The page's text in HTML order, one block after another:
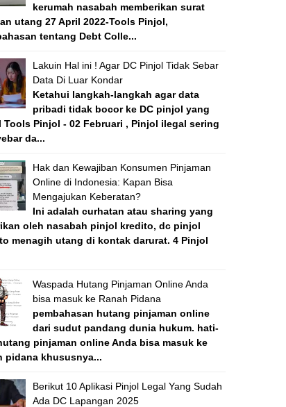
kerumah nasabah memberikan surat
utang 27 April 2022-Tools Pinjol,
tentang Debt Colle...
Lakuin Hal ini ! Agar DC Pinjol Tidak Sebar
Data Di Luar Kondar
Ketahui langkah-langkah agar data
pribadi tidak bocor ke DC pinjol yang
Tools Pinjol - 02 Februari , Pinjol ilegal sering
da...
Hak dan Kewajiban Konsumen Pinjaman
Online di Indonesia: Kapan Bisa
Mengajukan Keberatan?
Ini adalah curhatan atau sharing yang
oleh nasabah pinjol kredito, dc pinjol
menagih utang di kontak darurat. 4 Pinjol
Waspada Hutang Pinjaman Online Anda
bisa masuk ke Ranah Pidana
pembahasan hutang pinjaman online
dari sudut pandang dunia hukum. hati-
pinjaman online Anda bisa masuk ke
pidana khususnya...
Berikut 10 Aplikasi Pinjol Legal Yang Sudah
Ada DC Lapangan 2025